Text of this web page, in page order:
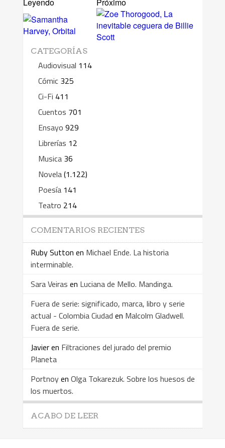
CATEGORÍAS
Audiovisual 114
Cómic 325
Ci-Fi 411
Cuentos 701
Ensayo 929
Librerías 12
Musica 36
Novela(1.122)
Poesía 141
Teatro 214
COMENTARIOS RECIENTES
Ruby Sutton en Michael Ende. La historia
interminable.
Sara Veiras en Luciana de Mello. Mandinga.
Fuera de serie: significado, marca, libro y serie
actual - Colombia Ciudad en Malcolm Gladwell.
Fuera de serie.
Javieren Filtraciones del jurado del premio
Planeta
Portnoyen Olga Tokarezuk. Sobre los huesos de
los muertos.
ACABO DE LEER